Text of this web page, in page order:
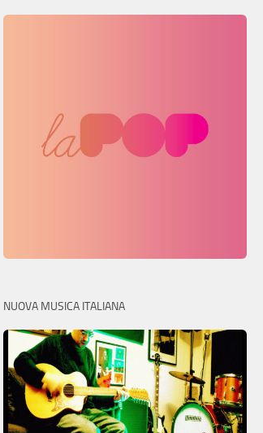
NUOVA MUSICA ITALIANA